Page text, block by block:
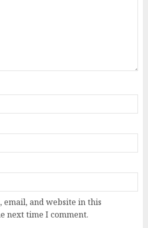
email, and website in this
next time I comment.